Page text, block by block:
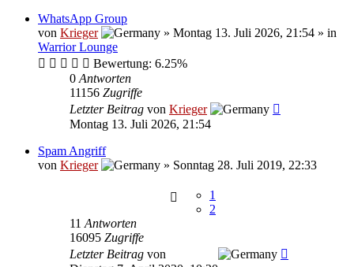
WhatsApp Group
von Krieger » Montag 13. Juli 2026, 21:54 » in
Warrior Lounge
Bewertung: 6.25%
0 Antworten
11156 Zugriffe
Letzter Beitrag von Krieger
Montag 13. Juli 2026, 21:54
Spam Angriff
von Krieger » Sonntag 28. Juli 2019, 22:33
1
2
11 Antworten
16095 Zugriffe
Letzter Beitrag von